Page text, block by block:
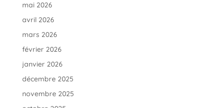
mai 2026
avril 2026
mars 2026
février 2026
janvier 2026
décembre 2025
novembre 2025